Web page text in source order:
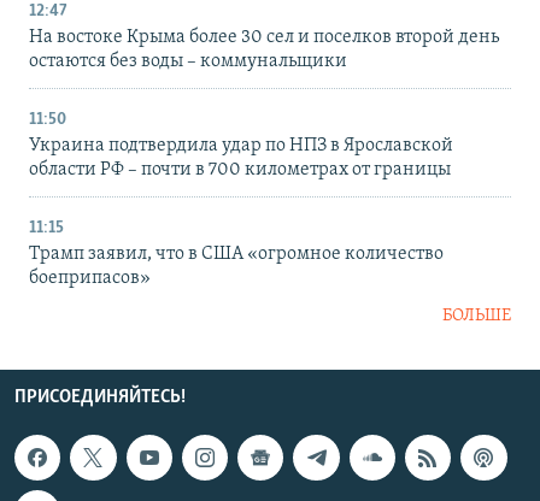
12:47
На востоке Крыма более 30 сел и поселков второй день
остаются без воды – коммунальщики
11:50
Украина подтвердила удар по НПЗ в Ярославской
области РФ – почти в 700 километрах от границы
11:15
Трамп заявил, что в США «огромное количество
боеприпасов»
БОЛЬШЕ
ПРИСОЕДИНЯЙТЕСЬ!